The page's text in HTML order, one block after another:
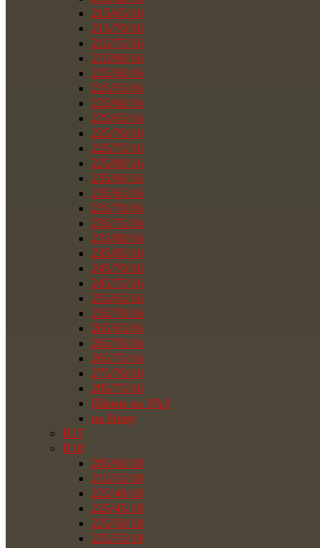
215/65/16
215/70/16
215/75/16
215/80/16
225/50/16
225/55/16
225/60/16
225/65/16
225/70/16
225/75/16
225/80/16
235/60/16
235/65/16
235/70/16
235/75/16
235/80/16
235/85/16
245/70/16
245/75/16
255/65/16
255/70/16
265/65/16
265/70/16
265/75/16
275/70/16
285/75/16
Шины на УАЗ
на Ниву
R17
R18
285/60/18
215/55/18
225/40/18
225/45/18
225/50/18
225/55/18